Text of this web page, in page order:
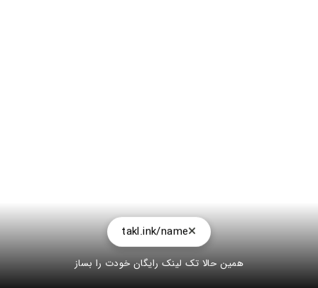
takl.ink/name
همین حالا تک لینک رایگان خودت را بساز